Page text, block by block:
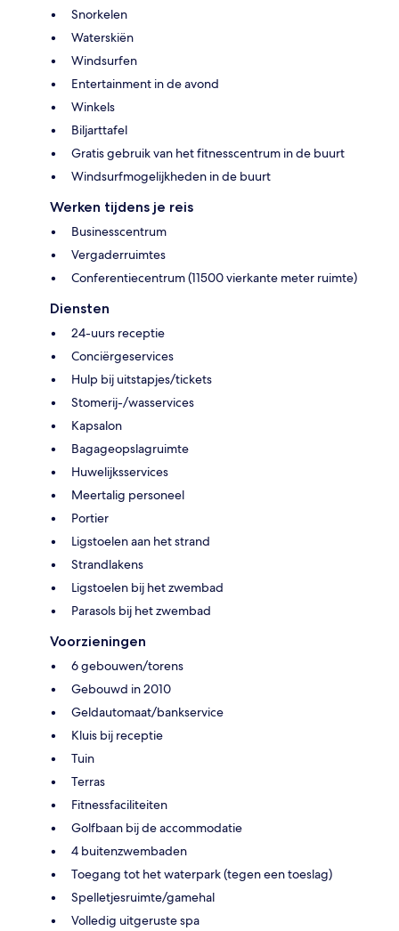
Snorkelen
Waterskiën
Windsurfen
Entertainment in de avond
Winkels
Biljarttafel
Gratis gebruik van het fitnesscentrum in de buurt
Windsurfmogelijkheden in de buurt
Werken tijdens je reis
Businesscentrum
Vergaderruimtes
Conferentiecentrum (11500 vierkante meter ruimte)
Diensten
24-uurs receptie
Conciërgeservices
Hulp bij uitstapjes/tickets
Stomerij-/wasservices
Kapsalon
Bagageopslagruimte
Huwelijksservices
Meertalig personeel
Portier
Ligstoelen aan het strand
Strandlakens
Ligstoelen bij het zwembad
Parasols bij het zwembad
Voorzieningen
6 gebouwen/torens
Gebouwd in 2010
Geldautomaat/bankservice
Kluis bij receptie
Tuin
Terras
Fitnessfaciliteiten
Golfbaan bij de accommodatie
4 buitenzwembaden
Toegang tot het waterpark (tegen een toeslag)
Spelletjesruimte/gamehal
Volledig uitgeruste spa